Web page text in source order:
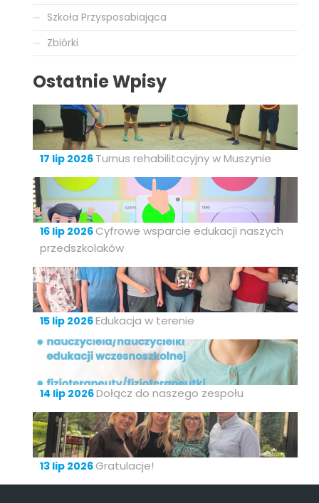
Szkoła Przysposabiająca
Zbiórki
Ostatnie Wpisy
17 lip 2026 Turnus rehabilitacyjny w Muszynie
16 lip 2026 Cyfrowe wsparcie edukacji naszych
przedszkolaków
15 lip 2026Edukacja w terenie
14 lip 2026Dołącz do naszego zespołu
13 lip 2026 Gratulacje!